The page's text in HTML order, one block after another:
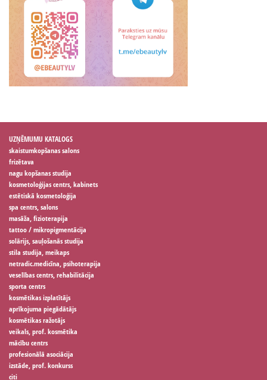
UZŅĒMUMU KATALOGS
skaistumkopšanas salons
frizētava
nagu kopšanas studija
kosmetoloģijas centrs, kabinets
estētiskā kosmetoloģija
spa centrs, salons
masāža, fizioterapija
tattoo / mikropigmentācija
solārijs, sauļošanās studija
stila studija, meikaps
netradic.medicīna, psihoterapija
veselības centrs, rehabilitācija
sporta centrs
kosmētikas izplatītājs
aprīkojuma piegādātājs
kosmētikas ražotājs
veikals, prof. kosmētika
mācību centrs
profesionālā asociācija
izstāde, prof. konkurss
citi